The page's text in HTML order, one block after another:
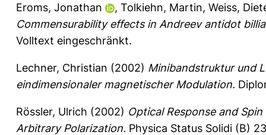
Eroms, Jonathan , Tolkiehn, Martin, Weiss,
Commensurability effects in Andreev antidot
Volltext eingeschränkt.
Lechner, Christian (2002) Minibandstruktur und
eindimensionaler magnetischer Modulation.
Rössler, Ulrich (2002) Optical Response and
Arbitrary Polarization. Physica Status Solidi (B)